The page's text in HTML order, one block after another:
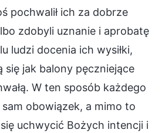
pochwalił ich za dobrze
zdobyli uznanie i aprobatę
ludzi docenia ich wysiłki,
się jak balony pęczniejące
W ten sposób każdego
obowiązek, a mimo to
uchwycić Bożych intencji i